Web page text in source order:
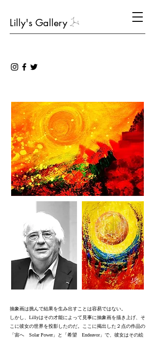
Lilly's Gallery
抽象画は挑んで結果を生み出すことは容易ではない。
しかし、Lillyはその才能によって見事に抽象画を描き上げ、そ
こに彼女の世界を投影したのだ。ここに掲出した２点の作品の
「宙へ Solar Power」と「希望 Endeavor」で、彼女はその絵